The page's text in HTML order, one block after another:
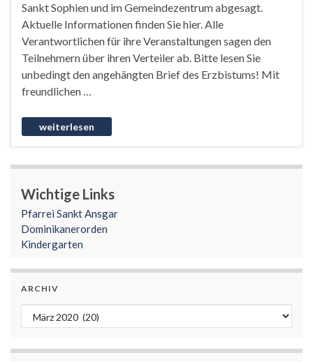
Sankt Sophien und im Gemeindezentrum abgesagt.
Aktuelle Informationen finden Sie hier. Alle
Verantwortlichen für ihre Veranstaltungen sagen den
Teilnehmern über ihren Verteiler ab. Bitte lesen Sie
unbedingt den angehängten Brief des Erzbistums! Mit
freundlichen …
Wichtige Links
Pfarrei Sankt Ansgar
Dominikanerorden
Kindergarten
ARCHIV
Archiv